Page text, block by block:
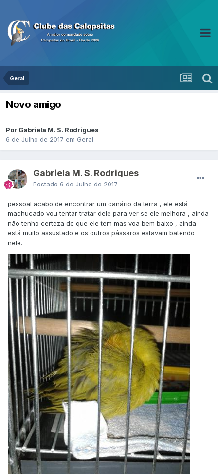
Geral
Novo amigo
Por Gabriela M. S. Rodrigues
6 de Julho de 2017 em Geral
Gabriela M. S. Rodrigues
Postado 6 de Julho de 2017
pessoal acabo de encontrar um canário da terra , ele está
machucado vou tentar tratar dele para ver se ele melhora , ainda
não tenho certeza do que ele tem mas voa bem baixo , ainda
está muito assustado e os outros pássaros estavam batendo
nele.